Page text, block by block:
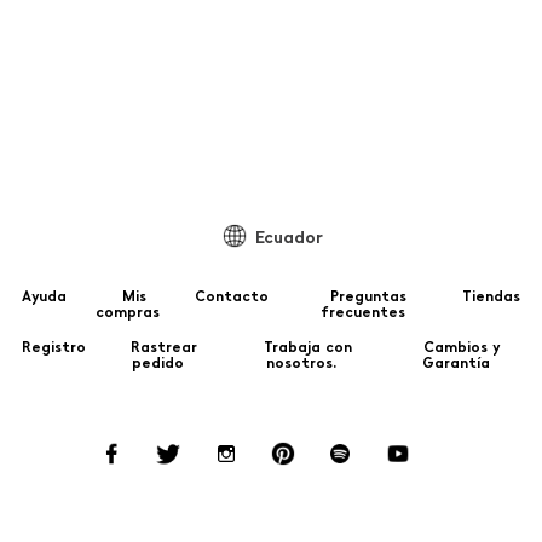
Ecuador
Ayuda
Mis
compras
Contacto
Preguntas
frecuentes
Tiendas
Registro
Rastrear
pedido
Trabaja con
nosotros.
Cambios y
Garantía